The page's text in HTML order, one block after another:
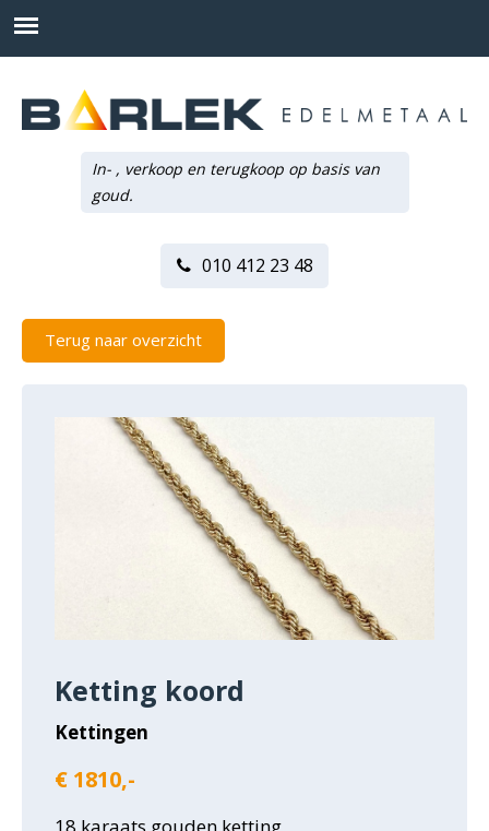
In- , verkoop en terugkoop op basis van
goud.
010 412 23 48
Terug naar overzicht
Ketting koord
Kettingen
€ 1810,-
18 karaats gouden ketting